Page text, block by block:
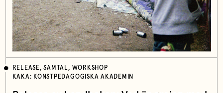
RELEASE, SAMTAL, WORKSHOP
KAKA: KONSTPEDAGOGISKA AKADEMIN